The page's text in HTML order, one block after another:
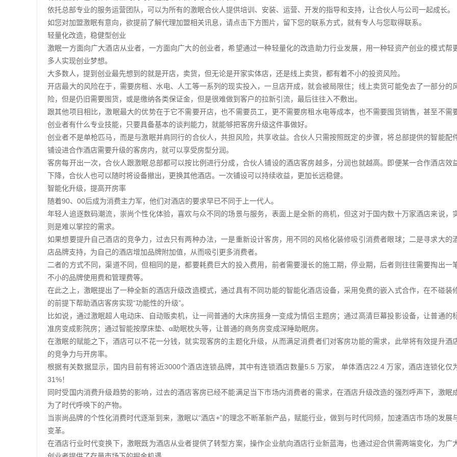
依托总部专业的服务运营团队，可以为所有的激眠合伙人提供培训、安装、运营、开发的指导和支持，让合伙人与公司一起成长。
如您对加盟激眠有意向，欲提前了解代理加盟相关讯息，请点击下方图片，留下您的联系方式，就有专人与您取得联系。
轻量化改造，稳健型创业
激眠一方面向广大酒店从业者，一方面向广大的创业者，希望通过一种轻量化的改造助力行业发展，用一种轻资产创业的模式帮
多人实现创业梦想。
大多数人，提到创业最先想到的就是开店，卖货，但无论是开家实体店，还是线上卖货，都有着不小的投资风险。
开店最大的风险在于，需要房租、水电、人工等一系列的现实投入，一旦店开成，就会被局限住；线上卖货可能免去了一部分的
险，但是仍旧需要囤货，或是缴纳各类保证金，但是很难做到客户的拉新引流，最后往往入不敷出。
跟其他项目相比，激眠最大的优势在于它不需要开店，也不需要员工，更不需要房租水电等成本，也不需要囤货销售，甚至不需
创业者有什么专业技能，只要具备基本的谈判能力，就能够把客房升级这件事做好。
创业者不是单枪匹马，而是与激眠并肩同行的合伙人，共担风险，共享收益。合伙人只需按照既定的步骤，将总部提供的智能配
铺设进合作酒店需要升级的客房内，就可以享受房型分润。
客房每开出一次，合伙人跟激眠总部都可以按比例进行分成，合伙人铺设的酒店客房越多，分润也就越高。即便某一合作酒店效
下降，合伙人也可以随时将设备撤出，更换其他酒店。一次铺设可以持续收益，更加长远稳健。
智能化升级，提高开房率
随着90、00后成为消费主力军，他们对酒店的要求早已不同于上一代人。
年轻人追逐数码潮流，崇尚个性化体验，喜欢与众不同的场景与服务，表面上是全新的商机，但这对于国内数十万家酒店来说，
则是难以掌控的需求。
如果想要提升自己酒店的竞争力，过去只有两种办法，一是重新设计客房，用不同的风格化装修吸引消费者眼球；二是寻求大的
店品牌支持，为自己的酒店增加品牌附加值，从而吸引更多消费者。
二者的方式不同，渠道不同，但相同的是，都要耗费巨大的投入费用，前者需要漫长的施工期，停业期，后者则往往需要掏出一
不小的品牌使用费和管理费等。
在此之上，激眠提出了一种全新的酒店升级改造模式，通过具有不同功能的智能化酒店设备，采用免费的嵌入式合作，在不碰装
的前提下帮助酒店客房实现“功能性的升级”。
比如说，通过激眠超人电动床、自动贩卖机，让一间普通的大床房摇身一变成为情侣主题房；通过高清巨幕投影设备，让普通的
准房变成影院房；通过智能按摩床垫、α助眠枕头等，让普通的商务房变成深睡助眠房。
在激眠的赋能之下，酒店可以不花一分钱，就实现客房的主题化升级，从而满足消费者们对客房功能的需求，此举将有效提升酒
的竞争力与开房率。
根据有关数据显示，国内目前有将近3000个酒店连锁品牌，其中有连锁酒店数量5.5 万家， 单体酒店22.4 万家，酒店连锁化仅
31%！
同时受国内消费升级趋势的影响，过去的酒店客房已经不能满足当下市场内消费者的需求，在酒店升级改造的强烈呼声下，激眠
为了时代呼唤下的产物。
当崇尚品牌的个性化消费时代逐渐到来，激眠以“酒店+”的理念不断革新产品，赋能行业，做到与时代同频，加速酒店市场的发展
变革。
在酒店行业时代变换下，激眠既为酒店从业者提供了转型方案，操作企业航向酒店行业新蓝海，也通过迎合供需两端变化，为广